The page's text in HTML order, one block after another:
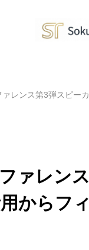
レンス第3弾スピー
ァレン
からフ